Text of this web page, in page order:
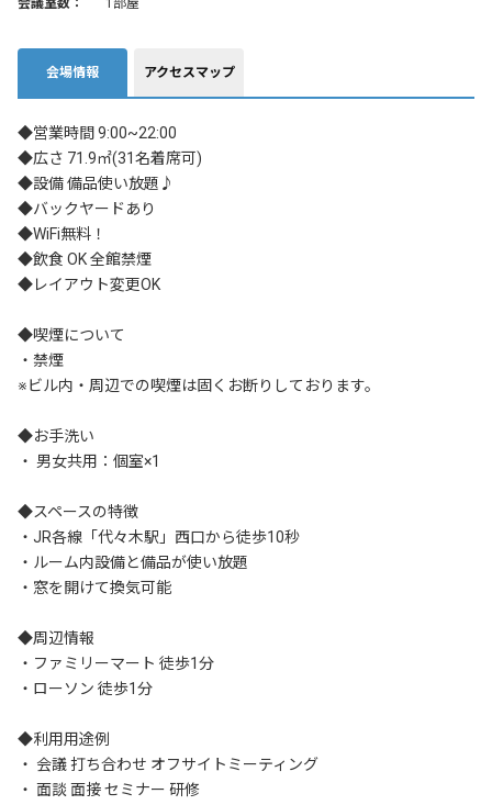
会議室数：
1部屋
会場情報 アクセスマップ
◆営業時間 9:00~22:00
◆広さ 71.9㎡(31名着席可)
◆設備 備品使い放題♪
◆バックヤードあり
◆WiFi無料！
◆飲食 OK 全館禁煙
◆レイアウト変更OK
◆喫煙について
・禁煙
※ビル内・周辺での喫煙は固くお断りしております。
◆お手洗い
・ 男女共用：個室×1
◆スペースの特徴
・JR各線「代々木駅」西口から徒歩10秒
・ルーム内設備と備品が使い放題
・窓を開けて換気可能
◆周辺情報
・ファミリーマート 徒歩1分
・ローソン 徒歩1分
◆利用用途例
・ 会議 打ち合わせ オフサイトミーティング
・ 面談 面接 セミナー 研修